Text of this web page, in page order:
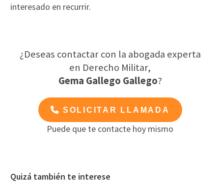
interesado en recurrir.
¿Deseas contactar con la abogada experta
en Derecho Militar,
Gema Gallego Gallego?
SOLICITAR LLAMADA
Puede que te contacte hoy mismo
Quizá también te interese